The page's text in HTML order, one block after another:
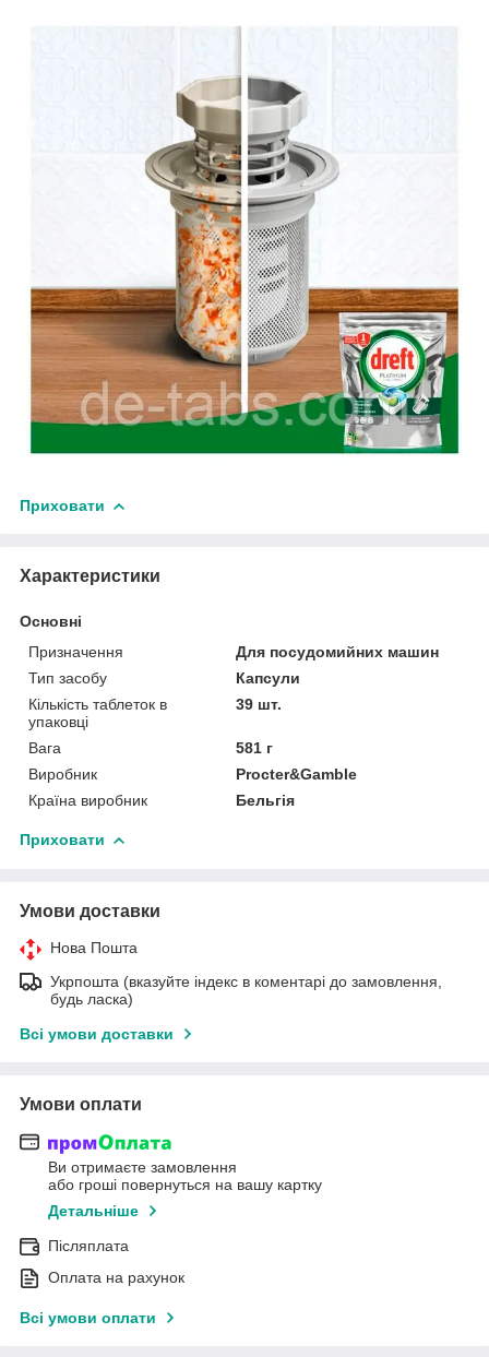
Приховати
Характеристики
Основні
Призначення
Для посудомийних машин
Тип засобу
Капсули
Кількість таблеток в
упаковці
39 шт.
Вага
581 г
Виробник
Procter&Gamble
Країна виробник
Бельгія
Приховати
Умови доставки
Нова Пошта
Укрпошта (вказуйте індекс в коментарі до замовлення,
будь ласка)
Всі умови доставки
Умови оплати
Ви отримаєте замовлення
або гроші повернуться на вашу картку
Детальніше
Післяплата
Оплата на рахунок
Всі умови оплати